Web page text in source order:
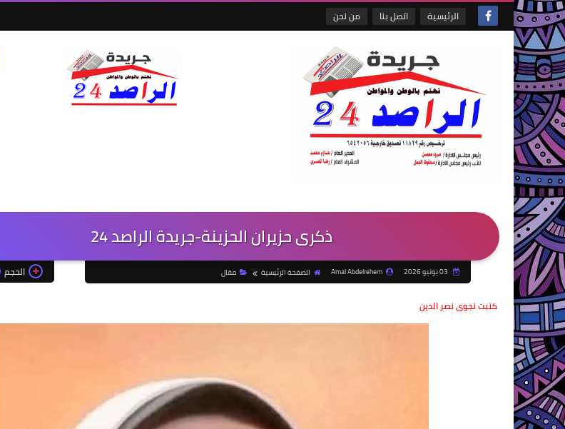
الرئيسية اتصل بنا من نحن
ذكرى حزيران الحزينة-جريدة الراصد 24
Amal Abdelrehem الصفحة الرئيسية مقال الحجم
كتبت نجوى نصر الدين